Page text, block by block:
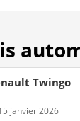
Twingo
janvier 2026